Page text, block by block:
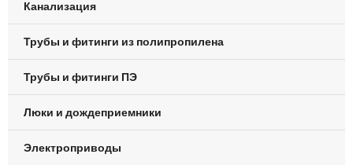
Канализация
Трубы и фитинги из полипропилена
Трубы и фитинги ПЭ
Люки и дождеприемники
Электроприводы